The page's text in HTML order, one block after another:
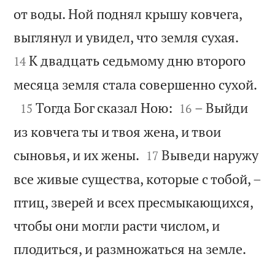
от воды. Ной поднял крышу ковчега,
выглянул и увидел, что земля сухая.
14 К двадцать седьмому дню второго
месяца земля стала совершенно сухой.

15 Тогда Бог сказал Ною: 

16 – Выйди
из ковчега ты и твоя жена, и твои
сыновья, и их жены. 

17 Выведи наружу
все живые существа, которые с тобой, –
птиц, зверей и всех пресмыкающихся,
чтобы они могли расти числом, и
плодиться, и размножаться на земле.